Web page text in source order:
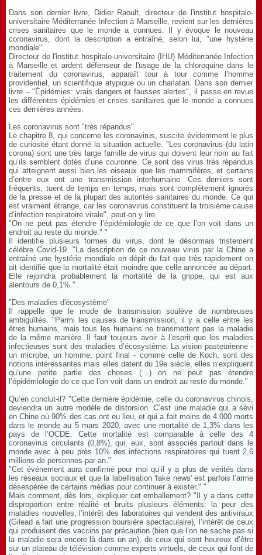
Dans son dernier livre, Didier Raoult, directeur de l'institut hospitalo-
universitaire Méditerranée Infection à Marseille, revient sur les dernières
crises sanitaires que le monde a connues. Il y évoque le nouveau
coronavirus, dont la description a entraîné, selon lui, "une hystérie
mondiale".
Directeur de l'institut hospitalo-universitaire (IHU) Méditerranée Infection
à Marseille et ardent défenseur de l'usage de la chloroquine dans le
traitement du coronavirus, apparaît tour à tour comme l’homme
providentiel, un scientifique atypique ou un charlatan. Dans son dernier
livre – "Épidémies: vrais dangers et fausses alertes", il passe en revue
les différentes épidémies et crises sanitaires que le monde a connues
ces dernières années.
Les coronavirus sont "très répandus"
Le chapitre 8, qui concerne les coronavirus, suscite évidemment le plus
de curiosité étant donné la situation actuelle. "Les coronavirus (du latin
corona) sont une très large famille de virus qui doivent leur nom au fait
qu’ils semblent dotés d’une couronne. Ce sont des virus très répandus
qui atteignent aussi bien les oiseaux que les mammifères, et certains
d’entre eux ont une transmission interhumaine. Ces derniers sont
fréquents, tuent de temps en temps, mais sont complètement ignorés
de la presse et de la plupart des autorités sanitaires du monde. Ce qui
est vraiment étrange, car les coronavirus constituent la troisième cause
d’infection respiratoire virale", peut-on y lire.
"On ne peut pas étendre l’épidémiologie de ce que l’on voit dans un
endroit au reste du monde." "
Il identifie plusieurs formes du virus, dont le désormais tristement
célèbre Covid-19. "La description de ce nouveau virus par la Chine a
entraîné une hystérie mondiale en dépit du fait que très rapidement on
ait identifié que la mortalité était moindre que celle annoncée au départ.
Elle rejoindra probablement la mortalité de la grippe, qui est aux
alentours de 0,1%."
"Des maladies d'écosystème"
Il rappelle que le mode de transmission soulève de nombreuses
ambiguïtés. "Parmi les causes de transmission, il y a celle entre les
êtres humains, mais tous les humains ne transmettent pas la maladie
de la même manière. Il faut toujours avoir à l’esprit que les maladies
infectieuses sont des maladies d’écosystème. La vision pasteurienne -
un microbe, un homme, point final - comme celle de Koch, sont des
notions intéressantes mais elles datent du 19e siècle, elles n’expliquent
qu’une petite partie des choses (…) on ne peut pas étendre
l’épidémiologie de ce que l’on voit dans un endroit au reste du monde."
Qu’en conclut-il? "Cette dernière épidémie, celle du coronavirus chinois,
deviendra un autre modèle de distorsion. C’est une maladie qui a sévi
en Chine où 90% des cas ont eu lieu, et qui a fait moins de 4.000 morts
dans le monde au 5 mars 2020, avec une mortalité de 1,3% dans les
pays de l’OCDE. Cette mortalité est comparable à celle des 4
coronavirus circulants (0,8%), qui, eux, sont associés partout dans le
monde avec à peu près 10% des infections respiratoires qui tuent 2,6
millions de personnes par an."
"Cet événement aura confirmé pour moi qu’il y a plus de vérités dans
les réseaux sociaux et que la labellisation 'fake news' est parfois l’arme
désespérée de certains médias pour continuer à exister." "
Mais comment, dès lors, expliquer cet emballement? "Il y a dans cette
disproportion entre réalité et bruits plusieurs éléments: la peur des
maladies nouvelles, l’intérêt des laboratoires qui vendent des antiviraux
(Gilead a fait une progression boursière spectaculaire), l’intérêt de ceux
qui produisent des vaccins par précaution (bien que l’on ne sache pas si
la maladie sera encore là dans un an), de ceux qui sont heureux d’être
sur un plateau de télévision comme experts virtuels, de ceux qui font de